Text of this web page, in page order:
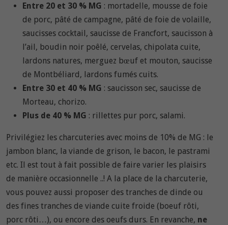
Entre 20 et 30 % MG : mortadelle, mousse de foie
de porc, pâté de campagne, pâté de foie de volaille,
saucisses cocktail, saucisse de Francfort, saucisson à
l’ail, boudin noir poêlé, cervelas, chipolata cuite,
lardons natures, merguez bœuf et mouton, saucisse
de Montbéliard, lardons fumés cuits.
Entre 30 et 40 % MG : saucisson sec, saucisse de
Morteau, chorizo.
Plus de 40 % MG : rillettes pur porc, salami.
Privilégiez les charcuteries avec moins de 10% de MG : le
jambon blanc, la viande de grison, le bacon, le pastrami
etc. Il est tout à fait possible de faire varier les plaisirs
de manière occasionnelle ..! A la place de la charcuterie,
vous pouvez aussi proposer des tranches de dinde ou
des fines tranches de viande cuite froide (boeuf rôti,
porc rôti…), ou encore des oeufs durs. En revanche, ne